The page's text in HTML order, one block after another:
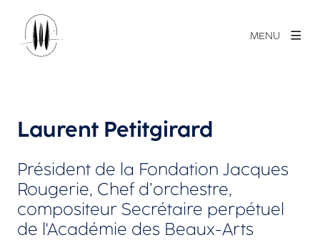
MENU
Laurent Petitgirard
Président de la Fondation Jacques
Rougerie, Chef d’orchestre,
compositeur Secrétaire perpétuel
de l'Académie des Beaux-Arts